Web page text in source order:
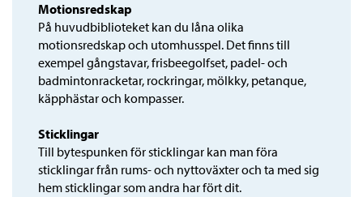
Motionsredskap
På huvudbiblioteket kan du låna olika
motionsredskap och utomhusspel. Det finns till
exempel gångstavar, frisbeegolfset, padel- och
badmintonracketar, rockringar, mölkky, petanque,
käpphästar och kompasser.
Sticklingar
Till bytespunken för sticklingar kan man föra
sticklingar från rums- och nyttoväxter och ta med sig
hem sticklingar som andra har fört dit.